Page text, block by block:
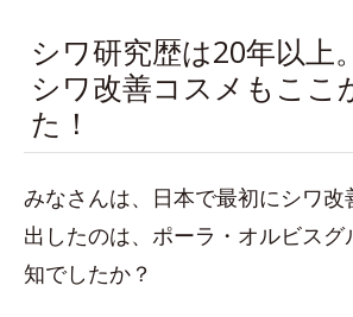
シワ研究歴は20年以上
シワ改善コスメもここ
た！
みなさんは、日本で最初にシワ改
出したのは、ポーラ・オルビス
知でしたか？